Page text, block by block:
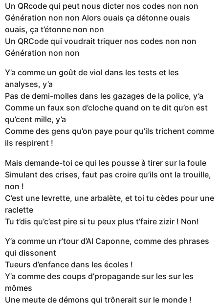
Un QRcode qui peut nous dicter nos codes non non
Génération non non Alors ouais ça détonne ouais
ouais, ça t’étonne non non
Un QRCode qui voudrait triquer nos codes non non
Génération non non
Y’a comme un goût de viol dans les tests et les
analyses, y’a
Pas de demi-molles dans les gazages de la police, y’a
Comme un faux son d’cloche quand on te dit qu’on est
qu’cent mille, y’a
Comme des gens qu’on paye pour qu’ils trichent comme
ils respirent !
Mais demande-toi ce qui les pousse à tirer sur la foule
Simulant des crises, faut pas croire qu’ils ont la trouille,
non !
C’est une levrette, une arbalète, et toi tu cèdes pour une
raclette
Tu t’dis qu’c’est pire si tu peux plus t’faire zizir ! Non!
Y’a comme un r’tour d’Al Caponne, comme des phrases
qui dissonent
Tueurs d’enfance dans les écoles !
Y’a comme des coups d’propagande sur les sur les
mômes
Une meute de démons qui trônerait sur le monde !